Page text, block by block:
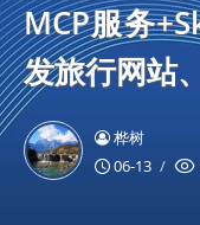
MCP服务
发旅行网站
桦树
06-13